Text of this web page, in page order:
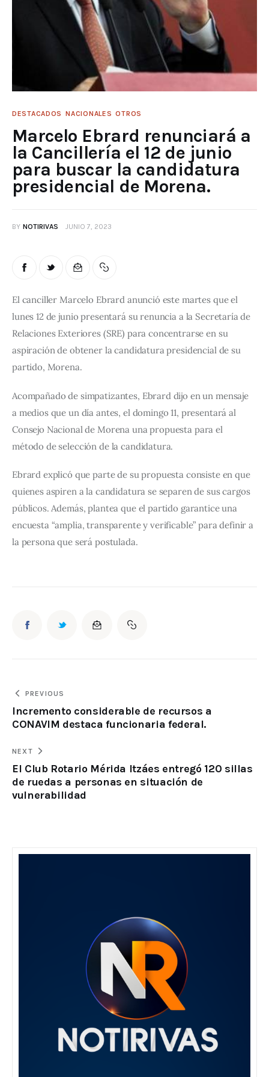
DESTACADOS NACIONALES OTROS
Marcelo Ebrard renunciará a
la Cancillería el 12 de junio
para buscar la candidatura
presidencial de Morena.
BY NOTIRIVAS JUNIO 7, 2023
El canciller Marcelo Ebrard anunció este martes que el
lunes 12 de junio presentará su renuncia a la Secretaría de
Relaciones Exteriores (SRE) para concentrarse en su
aspiración de obtener la candidatura presidencial de su
partido, Morena.
Acompañado de simpatizantes, Ebrard dijo en un mensaje
a medios que un día antes, el domingo 11, presentará al
Consejo Nacional de Morena una propuesta para el
método de selección de la candidatura.
Ebrard explicó que parte de su propuesta consiste en que
quienes aspiren a la candidatura se separen de sus cargos
públicos. Además, plantea que el partido garantice una
encuesta “amplia, transparente y verificable” para definir a
la persona que será postulada.
PREVIOUS
Incremento considerable de recursos a
CONAVIM destaca funcionaria federal.
NEXT
El Club Rotario Mérida Itzáes entregó 120 sillas
de ruedas a personas en situación de
vulnerabilidad